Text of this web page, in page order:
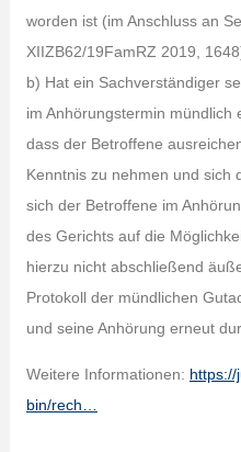
worden ist (im Anschluss an
XIIZB62/19FamRZ 2019,
b) Hat ein Sachverständiger
im Anhörungstermin mündlich
dass der Betroffene
Kenntnis zu nehmen und sich
sich der Betroffene im
des Gerichts auf die
hierzu nicht abschließend
Protokoll der mündlichen
und seine Anhörung erneut
Weitere Informationen: https://
bin/rech…